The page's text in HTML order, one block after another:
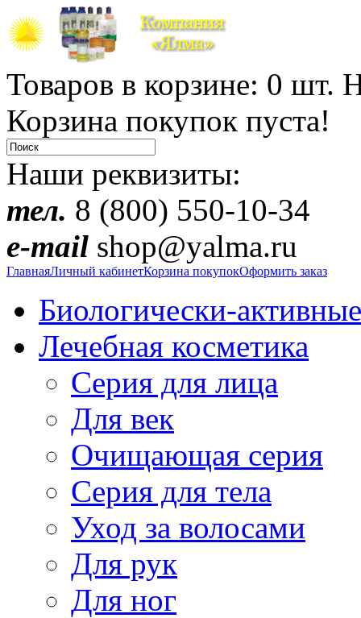
Товаров в корзине: 0 шт.
Корзина покупок пуста!
Наши реквизиты:
тел. 8 (800) 550-10-34
e-mail shop@yalma.ru
ГлавнаяЛичный кабинетКорзина покупокОформить заказ
Биологически-
Лечебная косметика
Серия для лица
Для век
Очищающая серия
Серия для тела
Уход за волосами
Для рук
Для ног